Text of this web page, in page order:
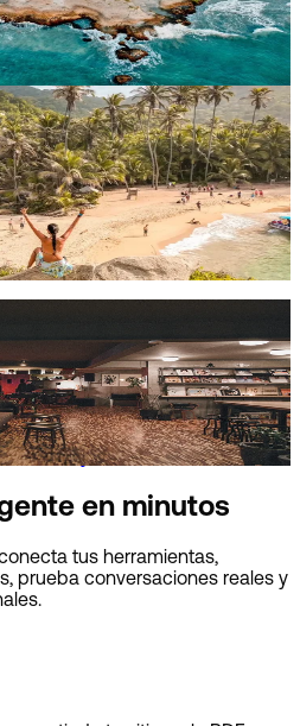
anteriores.
más de 30.000 mensajes
Visito automatiza el 94%
interviene cuando se necesita
a noches inolvidables
automatiza más del 80% de
e Instagram, liberando al equipo
eventos y visitantes.
en minutos
tus herramientas,
prueba conversaciones reales y